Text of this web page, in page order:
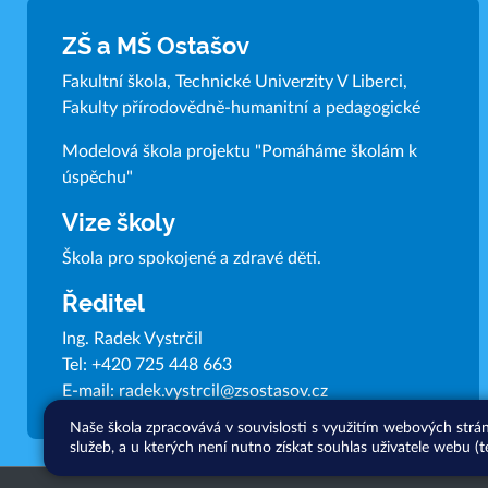
ZŠ a MŠ Ostašov
Fakultní škola, Technické Univerzity V Liberci,
Fakulty přírodovědně-humanitní a pedagogické
Modelová škola projektu "Pomáháme školám k
úspěchu"
Vize školy
Škola pro spokojené a zdravé děti.
Ředitel
Ing. Radek Vystrčil
Tel: +420 725 448 663
E-mail:radek.vystrcil@zsostasov.cz
Naše škola zpracovává v souvislosti s využitím webových
služeb, a u kterých není nutno získat souhlas uživatele webu